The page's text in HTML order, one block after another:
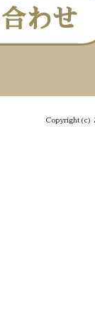
わせ
Copyright(c)